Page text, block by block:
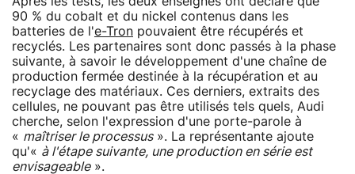
90 % du cobalt et du nickel contenus dans les
batteries de l'e-Tron pouvaient être récupérés et
recyclés. Les partenaires sont donc passés à la phase
suivante, à savoir le développement d'une chaîne de
production fermée destinée à la récupération et au
recyclage des matériaux. Ces derniers, extraits des
cellules, ne pouvant pas être utilisés tels quels, Audi
cherche, selon l'expression d'une porte-parole à
« maîtriser le processus». La représentante ajoute
qu'« à l'étape suivante, une production en série est
envisageable».